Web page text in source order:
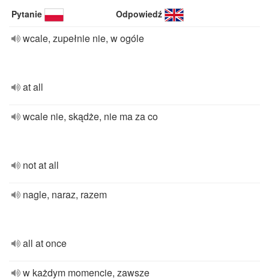
Pytanie Odpowiedź
wcale, zupełnie nie, w ogóle
at all
wcale nie, skądże, nie ma za co
not at all
nagle, naraz, razem
all at once
w każdym momencie, zawsze